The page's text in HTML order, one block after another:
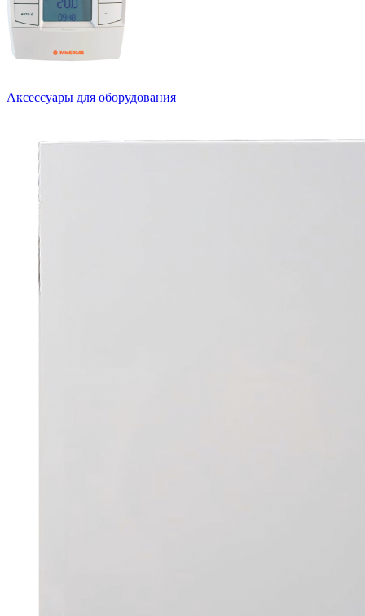
Аксессуары для оборудования